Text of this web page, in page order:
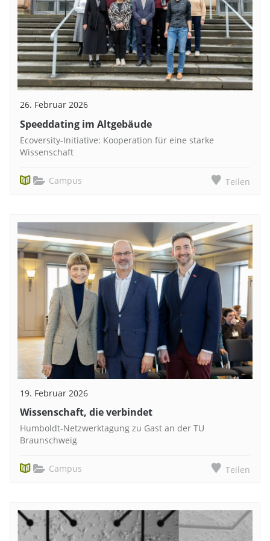
26. Februar 2026
Speeddating im Altgebäude
Ecoversity-Initiative: Kooperation für eine starke
Wissenschaft
Campus Teilen
19. Februar 2026
Wissenschaft, die verbindet
Humboldt-Netzwerktagung zu Gast an der TU
Braunschweig
Campus Teilen